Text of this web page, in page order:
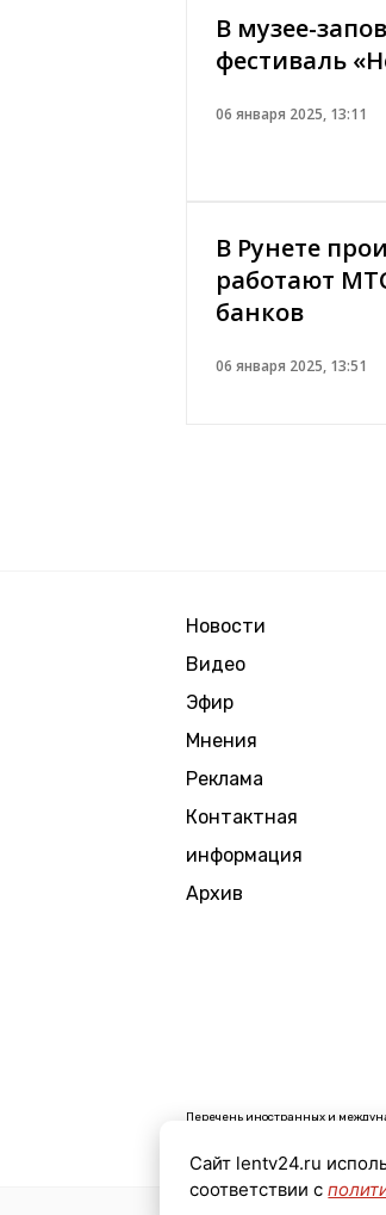
В музее-
фестиваль
06 января 2025, 13:11
В Рунете
работают
банков
06 января 2025, 13:51
Новости
Видео
Эфир
Мнения
Реклама
Контактная
информация
Архив
Перечень иностранных и
Организации, СМИ и
Сайт lentv24.ru
соответствии с